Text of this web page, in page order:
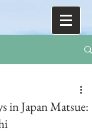
in Japan Matsue: